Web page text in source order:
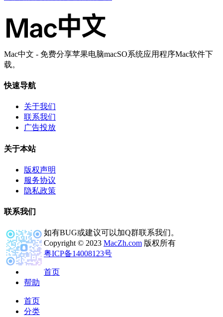
Mac中文 - 免费分享苹果电脑macSO系统应用程序Mac软件下
载。
快速导航
关于我们
联系我们
广告投放
关于本站
版权声明
服务协议
隐私政策
联系我们
如有BUG或建议可以加Q群联系我们。
Copyright © 2023 MacZh.com 版权所有
粤ICP备14008123号
首页
帮助
首页
分类